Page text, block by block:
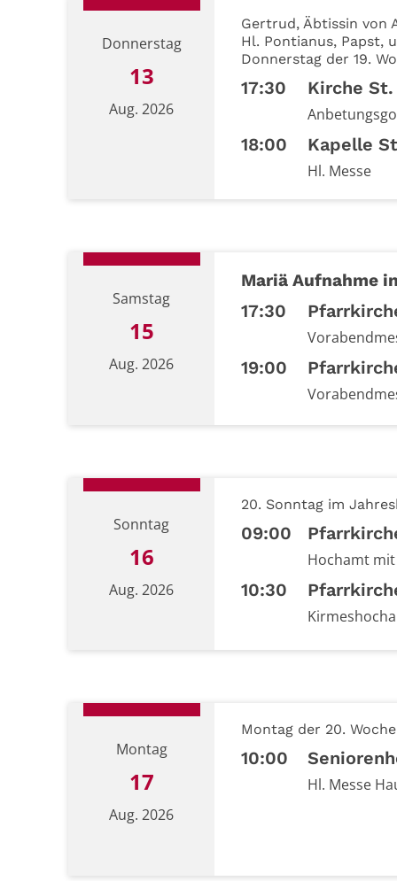
Donnerstag
13
Aug. 2026
Gertrud, Äbtissin von
Hl. Pontianus, Papst,
Donnerstag der 19.
17:30 Kirche
18:00 Kapelle
Hl. Messe
Samstag
15
Aug. 2026
Mariä Aufnahme
17:30
19:00
Sonntag
16
Aug. 2026
20. Sonntag im
09:00
Hochamt
10:30
Montag
17
Aug. 2026
Montag der 20.
10:00
Hl. Messe